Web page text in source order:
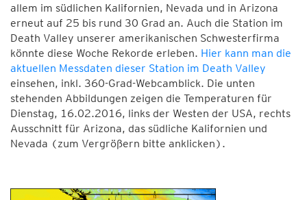
allem im südlichen Kalifornien, Nevada und in Arizona
erneut auf 25 bis rund 30 Grad an. Auch die Station im
Death Valley unserer amerikanischen Schwesterfirma
könnte diese Woche Rekorde erleben. Hier kann man die
aktuellen Messdaten dieser Station im Death Valley
einsehen, inkl. 360-Grad-Webcamblick. Die unten
stehenden Abbildungen zeigen die Temperaturen für
Dienstag, 16.02.2016, links der Westen der USA, rechts
Ausschnitt für Arizona, das südliche Kalifornien und
Nevada (zum Vergrößern bitte anklicken).